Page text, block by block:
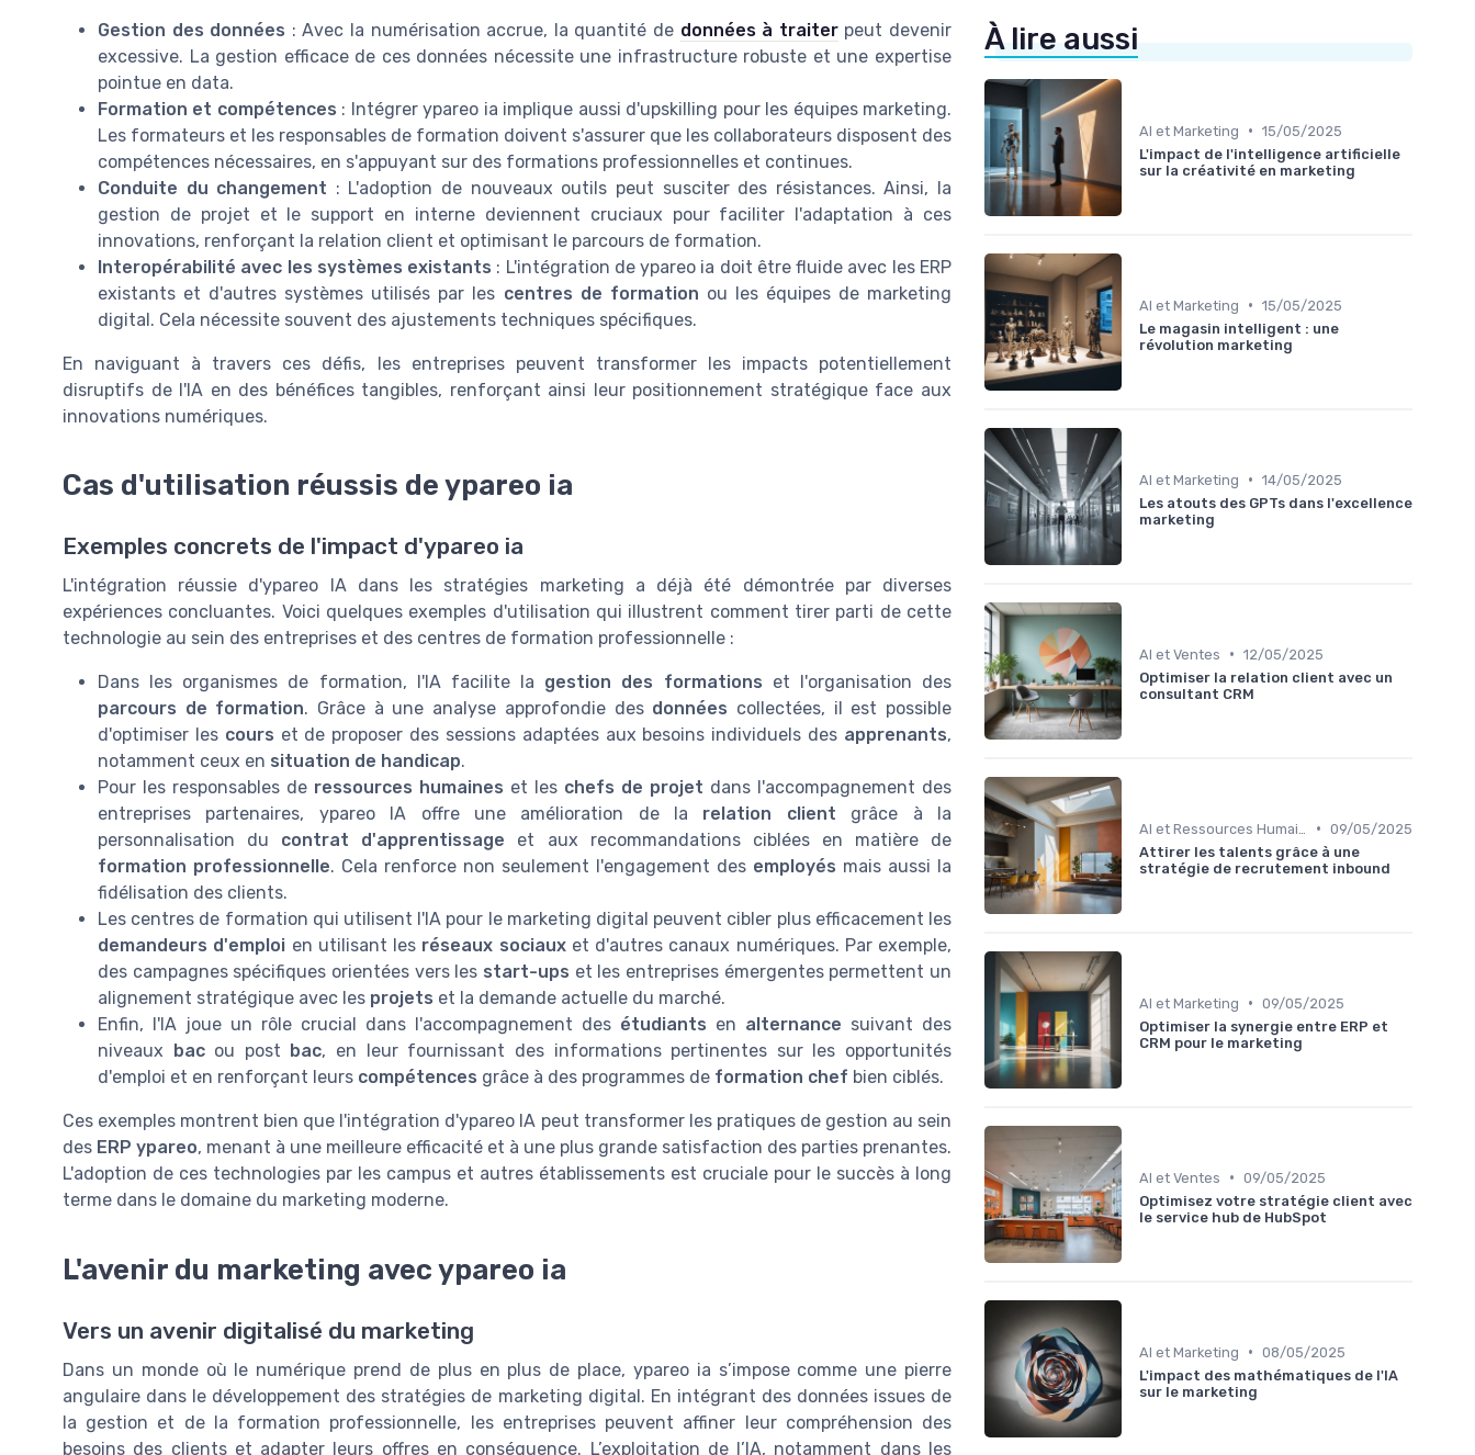
Gestion des données : Avec la numérisation accrue, la quantité de données à traiterpeut devenir
excessive. La gestion efficace de ces données nécessite une infrastructure robuste et une expertise
pointue en data.
Formation et compétences : Intégrer ypareo ia implique aussi d'upskilling pour les équipes marketing.
Les formateurs et les responsables de formation doivent s'assurer que les collaborateurs disposent des
compétences nécessaires, en s'appuyant sur des formations professionnelles et continues.
Conduite du changement : L'adoption de nouveaux outils peut susciter des résistances. Ainsi, la
gestion de projet et le support en interne deviennent cruciaux pour faciliter l'adaptation à ces
innovations, renforçant la relation client et optimisant le parcours de formation.
Interopérabilité avec les systèmes existants : L'intégration de ypareo ia doit être fluide avec les ERP
existants et d'autres systèmes utilisés par les centres de formation ou les équipes de marketing
digital. Cela nécessite souvent des ajustements techniques spécifiques.
En naviguant à travers ces défis, les entreprises peuvent transformer les impacts potentiellement
disruptifs de l'IA en des bénéfices tangibles, renforçant ainsi leur positionnement stratégique face aux
innovations numériques.
Cas d'utilisation réussis de ypareo ia
Exemples concrets de l'impact d'ypareo ia
L'intégration réussie d'ypareo IA dans les stratégies marketing a déjà été démontrée par diverses
expériences concluantes. Voici quelques exemples d'utilisation qui illustrent comment tirer parti de cette
technologie au sein des entreprises et des centres de formation professionnelle :
Dans les organismes de formation, l'IA facilite la gestion des formations et l'organisation des
parcours de formation. Grâce à une analyse approfondie des données collectées, il est possible
d'optimiser les cours et de proposer des sessions adaptées aux besoins individuels des apprenants,
notamment ceux en situation de handicap.
Pour les responsables de ressources humaines et les chefs de projet dans l'accompagnement des
entreprises partenaires, ypareo IA offre une amélioration de la relation client grâce à la
personnalisation du contrat d'apprentissage et aux recommandations ciblées en matière de
formation professionnelle. Cela renforce non seulement l'engagement des employés mais aussi la
fidélisation des clients.
Les centres de formation qui utilisent l'IA pour le marketing digital peuvent cibler plus efficacement les
demandeurs d'emploi en utilisant les réseaux sociauxet d'autres canaux numériques. Par exemple,
des campagnes spécifiques orientées vers les start-ups et les entreprises émergentes permettent un
alignement stratégique avec les projets et la demande actuelle du marché.
Enfin, l'IA joue un rôle crucial dans l'accompagnement des étudiants en alternance suivant des
niveaux
bacou post bac, en leur fournissant des informations pertinentes sur les opportunités
d'emploi et en renforçant leurs compétences grâce à des programmes de formation chef bien ciblés.
Ces exemples montrent bien que l'intégration d'ypareo IA peut transformer les pratiques de gestion au sein
des ERP ypareo, menant à une meilleure efficacité et à une plus grande satisfaction des parties prenantes.
L'adoption de ces technologies par les campus et autres établissements est cruciale pour le succès à long
terme dans le domaine du marketing moderne.
L'avenir du marketing avec ypareo ia
Vers un avenir digitalisé du marketing
Dans un monde où le numérique prend de plus en plus de place, ypareo ia s’impose comme une pierre
angulaire dans le développement des stratégies de marketing digital. En intégrant des données issues de
la gestion et de la formation professionnelle, les entreprises peuvent affiner leur compréhension des
besoins des clients et adapter leurs offres en conséquence. L’exploitation de l’IA, notamment dans les
À lire aussi
AI et Marketing • 15/05/2025
L'impact de l'intelligence artificielle
sur la créativité en marketing
AI et Marketing • 15/05/2025
Le magasin intelligent : une
révolution marketing
AI et Marketing • 14/05/2025
Les atouts des GPTs dans l'excellence
marketing
AI et Ventes • 12/05/2025
Optimiser la relation client avec un
consultant CRM
• 09/05/2025
Attirer les talents grâce à une
stratégie de recrutement inbound
AI et Marketing • 09/05/2025
Optimiser la synergie entre ERP et
CRM pour le marketing
AI et Ventes • 09/05/2025
Optimisez votre stratégie client avec
le service hub de HubSpot
AI et Marketing • 08/05/2025
L'impact des mathématiques de l'IA
sur le marketing